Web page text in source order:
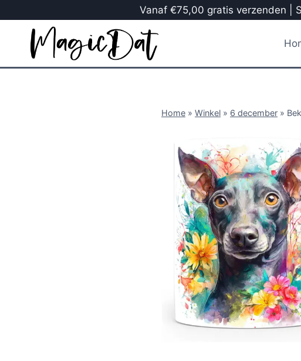
Vanaf €75,00 gratis verzenden |
Home » Winkel » 6 december »